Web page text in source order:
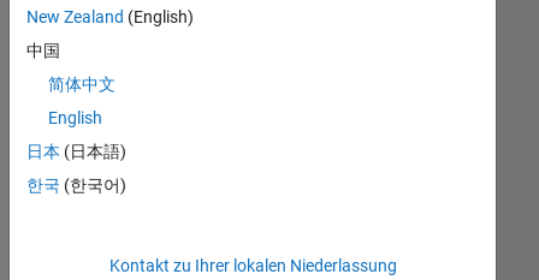
Stellen
können,
die
Ihren
entsprechen,
werden
unseres
New Zealand (English)
中国
简体中文
English
日本 (日本語)
한국 (한국어)
Kontakt zu Ihrer lokalen Niederlassung